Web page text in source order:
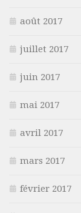
août 2017
juillet 2017
juin 2017
mai 2017
avril 2017
mars 2017
février 2017